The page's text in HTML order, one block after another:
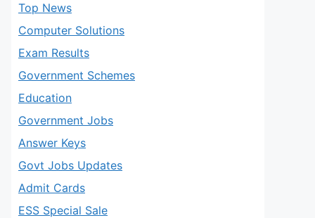
Top News
Computer Solutions
Exam Results
Government Schemes
Education
Government Jobs
Answer Keys
Govt Jobs Updates
Admit Cards
ESS Special Sale